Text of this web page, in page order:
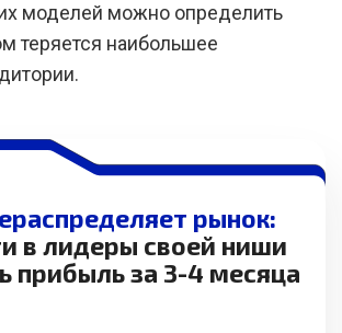
моделей можно определить
теряется наибольшее
рынок:
в лидеры своей ниши
прибыль за 3-4 месяца